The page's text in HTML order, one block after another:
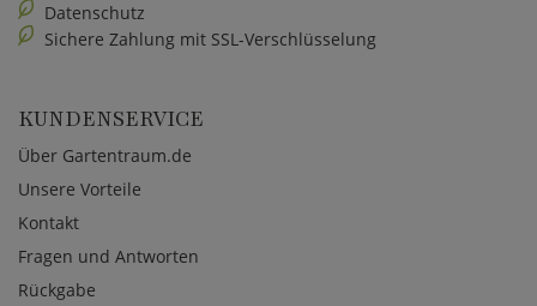
Datenschutz
Sichere Zahlung mit SSL-Verschlüsselung
KUNDENSERVICE
Über Gartentraum.de
Unsere Vorteile
Kontakt
Fragen und Antworten
Rückgabe